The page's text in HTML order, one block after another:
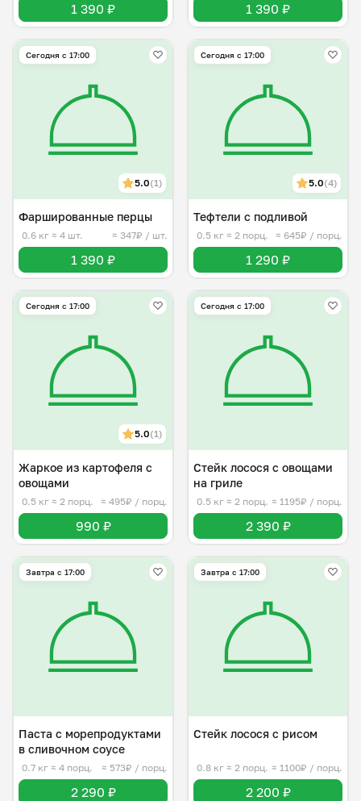
1 390 ₽ 1 390 ₽
Сегодня с 17:00
5.0(1)
Фаршированные перцы
0.6 кг ≈ 4 шт. ≈ 347₽ / шт.
1 390 ₽
Сегодня с 17:00
5.0(4)
Тефтели с подливой
0.5 кг ≈ 2 порц. ≈ 645₽ / порц.
1 290 ₽
Сегодня с 17:00
5.0(1)
Жаркое из картофеля с
овощами
0.5 кг ≈ 2 порц. ≈ 495₽ / порц.
990 ₽
Сегодня с 17:00
Стейк лосося с овощами
на гриле
0.5 кг ≈ 2 порц. ≈ 1195₽ / порц.
2 390 ₽
Завтра c 17:00
Паста с морепродуктами
в сливочном соусе
0.7 кг ≈ 4 порц. ≈ 573₽ / порц.
2 290 ₽
Завтра c 17:00
Стейк лосося с рисом
0.8 кг ≈ 2 порц. ≈ 1100₽ / порц.
2 200 ₽